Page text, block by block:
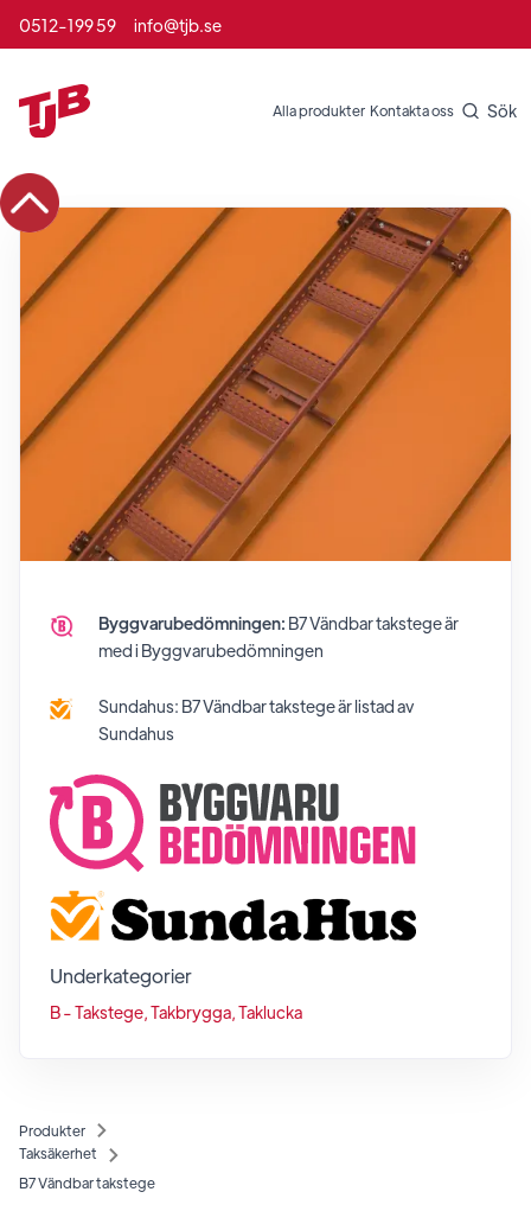
0512-199 59 info@tjb.se
Alla produkter Kontakta oss Sök
Produkter
Taksäkerhet
B7 Vändbar takstege
Byggvarubedömningen: B7 Vändbar takstegeär
med i Byggvarubedömningen
Sundahus: B7 Vändbar takstegeär listad av
Sundahus
Underkategorier
B - Takstege, Takbrygga, Taklucka